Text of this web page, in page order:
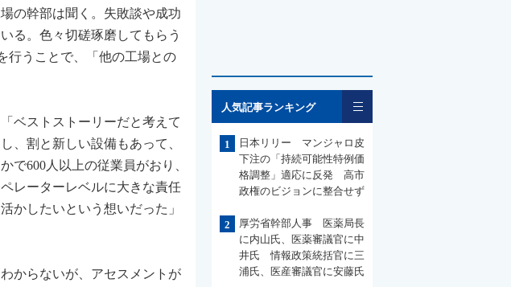
の幹部は聞く。失敗談や成功
る。色々切磋琢磨してもらう
行うことで、「他の工場との
ベストストーリーだと考えて
、割と新しい設備もあって、
で600人以上の従業員がおり、
レーターレベルに大きな責任
かしたいという想いだった」
からないが、アセスメントが
人気記事ランキング
1
日本リリー マンジャロ皮
下注の「持続可能性特例価
格調整」適応に反発 高市
政権のビジョンに整合せず
2
厚労省幹部人事 医薬局長
に内山氏、医薬審議官に中
井氏 情報政策統括官に三
浦氏、医産審議官に安藤氏